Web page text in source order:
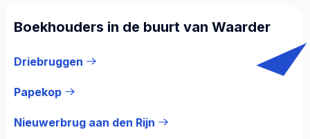
Boekhouders in de buurt van Waarder
Driebruggen
Papekop
Nieuwerbrug aan den Rijn